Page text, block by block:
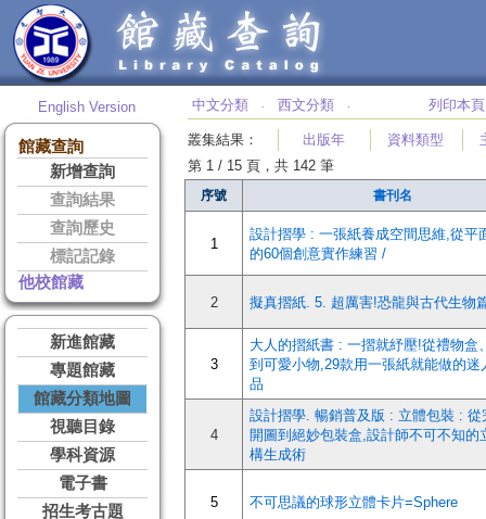
English Version
館藏查詢
新增查詢
查詢結果
查詢歷史
標記記錄
他校館藏
新進館藏
專題館藏
館藏分類地圖
視聽目錄
學科資源
電子書
招生考古題
中文分類 ‧ 西文分類 ‧ 列印本頁
叢集結果 ： 出版年 資料類型
第 1 / 15 頁，共 142 筆
序號 書刊名
1
設計摺學 : 一張紙養成空間思維,從平
的60個創意實作練習 /
2 擬真摺紙. 5. 超厲害!恐龍與古代生物
3
大人的摺紙書 : 一摺就紓壓!從禮物盒
到可愛小物,29款用一張紙就能做的迷
品
4
設計摺學. 暢銷普及版 : 立體包裝 : 從
開圖到絕妙包裝盒,設計師不可不知的
構生成術
5 不可思議的球形立體卡片=Sphere